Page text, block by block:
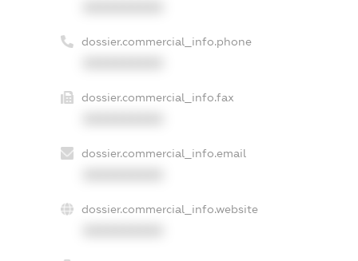
dossier.commercial_info.phone
dossier.commercial_info.fax
dossier.commercial_info.email
dossier.commercial_info.website